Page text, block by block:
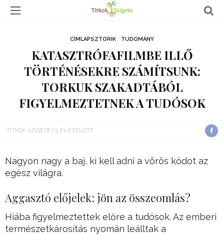
CÍMLAPSZTORIK TUDOMÁNY
KATASZTRÓFAFILMBE ILLŐ
TÖRTÉNÉSEKRE SZÁMÍTSUNK:
TORKUK SZAKADTÁBÓL
FIGYELMEZTETNEK A TUDÓSOK
TITKOK SZIGETE 5 ÉV EZELŐTT
Nagyon nagy a baj, ki kell adni a vörös kódot az
egész világra.
Aggasztó előjelek: jön az összeomlás?
Hiába figyelmeztettek előre a tudósok. Az emberi
természetkárosítás nyomán leálltak a